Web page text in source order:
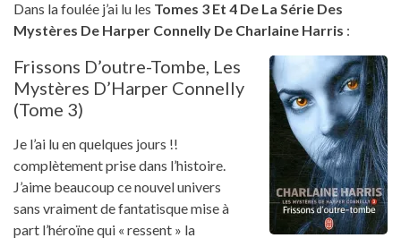
Dans la foulée j’ai lu les Tomes 3 Et 4 De La Série Des
Mystères De Harper Connelly De Charlaine Harris :
Frissons D’outre-Tombe, Les
Mystères D’Harper Connelly
(tome 3)
Je l’ai lu en quelques jours !!
complètement prise dans l’histoire.
J’aime beaucoup ce nouvel univers
sans vraiment de fantatisque mise à
part l’héroïne qui « ressent » la